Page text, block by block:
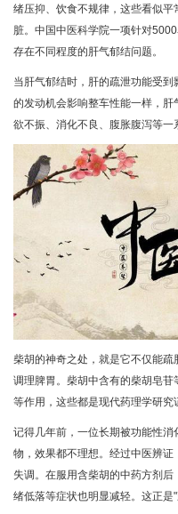
绪压抑、饮食不规律，这些看似
脏。中国中医科学院一项针对
存在不同程度的肝气郁结问题。
当肝气郁结时，肝的疏泄功能受
的发动机会影响整车性能一样，
欲不振、消化不良、腹胀腹泻等一
柴胡的神奇之处，就是它不仅能
调理脾胃。柴胡中含有的柴胡皂
等作用，这些都是现代药理学研究
记得几年前，一位长期被功能性
物，效果都不理想。经过中医辨
失调。在服用含柴胡的中药方剂
绪低落等症状也明显减轻。这正是